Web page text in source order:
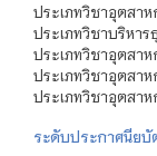
ประเภทวิชาอุตสาห
ประเภทวิชาบริหาร
ประเภทวิชาอุตสาห
ประเภทวิชาอุตสาห
ประเภทวิชาอุตสาห
ระดับประกาศนียบั